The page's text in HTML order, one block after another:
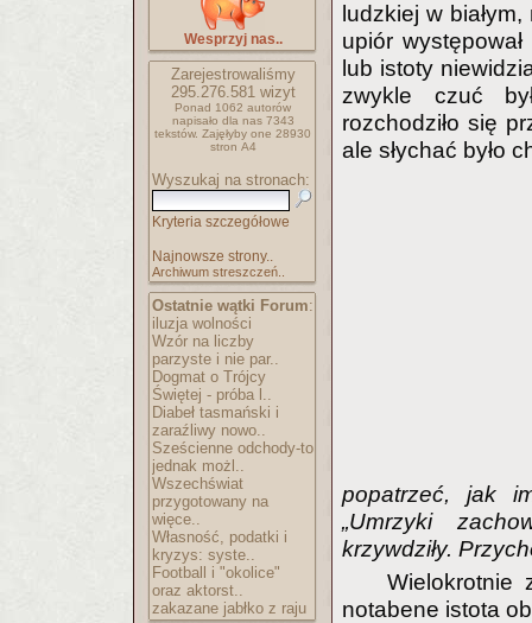
Wesprzyj nas..
Zarejestrowaliśmy
295.276.581wizyt
Ponad 1062 autorów
napisało dla nas 7343
tekstów. Zajęłyby one 28930
stron A4
Wyszukaj na stronach:
Kryteria szczegółowe
Najnowsze strony..
Archiwum streszczeń..
Ostatnie wątki Forum:
iluzja wolności
Wzór na liczby
parzyste i nie par..
Dogmat o Trójcy
Świętej - próba l..
Diabeł tasmański i
zaraźliwy nowo..
Sześcienne odchody-to
jednak możl..
Wszechświat
przygotowany na
więce..
Własność, podatki i
kryzys: syste..
Football i "okolice"
oraz aktorst..
zakazane jabłko z raju
ludzkiej w
upiór
lub istoty
zwykle czuć
rozchodziło się
ale słychać było
popatrzeć, jak
„Umrzyki
krzywdziły.
Wielokrotnie
notabene istota